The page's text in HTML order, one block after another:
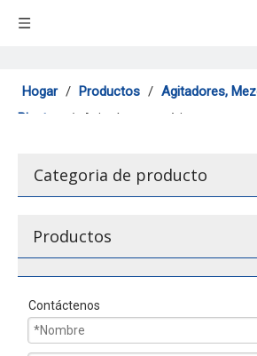
Hogar / Productos / Agitadores,
Pipetas
/ Agitador magnético
Categoria de producto
Productos
Contáctenos